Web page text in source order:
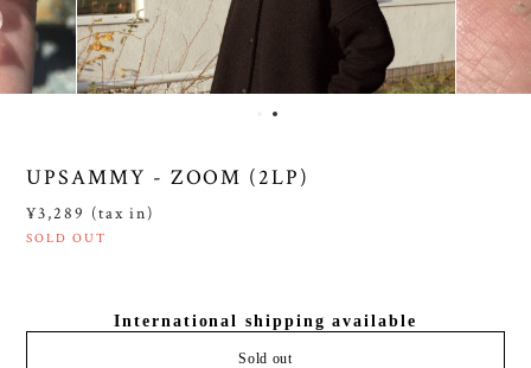
UPSAMMY - ZOOM (2LP)
¥3,289 (tax in)
SOLD OUT
International shipping available
Sold out